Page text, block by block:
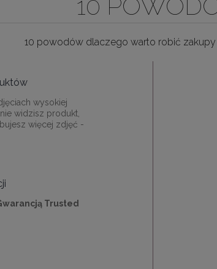
10
10 powodów dlaczego warto robić
wysokiej
widzisz produkt,
więcej zdjęć -
Trusted